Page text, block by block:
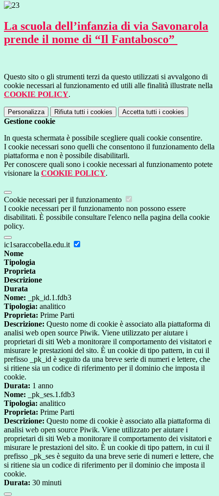
La scuola dell’infanzia di via Savonarola
prende il nome di “Il Fantabosco”
Questo sito o gli strumenti terzi da questo utilizzati si avvalgono di
cookie necessari al funzionamento ed utili alle finalità illustrate nella
COOKIE POLICY.
Personalizza Rifiuta tutti i cookies Accetta tutti i cookies
Gestione cookie
In questa schermata è possibile scegliere quali cookie consentire.
I cookie necessari sono quelli che consentono il funzionamento della
piattaforma e non è possibile disabilitarli.
Per conoscere quali sono i cookie necessari al funzionamento potete
visionare la COOKIE POLICY.
Cookie necessari per il funzionamento
I cookie necessari per il funzionamento non possono essere
disabilitati. È possibile consultare l'elenco nella pagina della cookie
policy.
ic1saraccobella.edu.it
Nome
Tipologia
Proprieta
Descrizione
Durata
Nome: _pk_id.1.fdb3
Tipologia: analitico
Proprieta: Prime Parti
Descrizione: Questo nome di cookie è associato alla piattaforma di
analisi web open source Piwik. Viene utilizzato per aiutare i
proprietari di siti Web a monitorare il comportamento dei visitatori e
misurare le prestazioni del sito. È un cookie di tipo pattern, in cui il
prefisso _pk_id è seguito da una breve serie di numeri e lettere, che
si ritiene sia un codice di riferimento per il dominio che imposta il
cookie.
Durata: 1 anno
Nome: _pk_ses.1.fdb3
Tipologia: analitico
Proprieta: Prime Parti
Descrizione: Questo nome di cookie è associato alla piattaforma di
analisi web open source Piwik. Viene utilizzato per aiutare i
proprietari di siti Web a monitorare il comportamento dei visitatori e
misurare le prestazioni del sito. È un cookie di tipo pattern, in cui il
prefisso _pk_ses è seguito da una breve serie di numeri e lettere, che
si ritiene sia un codice di riferimento per il dominio che imposta il
cookie.
Durata: 30 minuti